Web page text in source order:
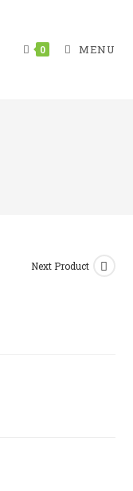
0 MENU
Next Product